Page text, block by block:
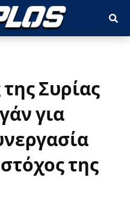
Συρίας
για
της